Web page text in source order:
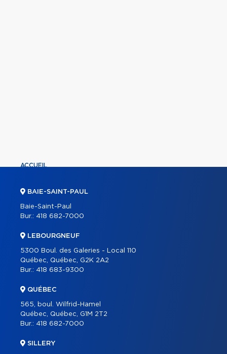
ACCUEIL
À PROPOS
OUTILS
PROGRAMMES
CARRIÈRE
BLOGUE
CONTACT
BAIE-SAINT-PAUL
Baie-Saint-Paul
Bur.: 418 682-7000
LEBOURGNEUF
5300 Boul. des Galeries - Local 110
Québec, Québec, G2K 2A2
Bur.: 418 683-9300
QUÉBEC
565, boul. Wilfrid-Hamel
Québec, Québec, G1M 2T2
Bur.: 418 682-7000
SILLERY